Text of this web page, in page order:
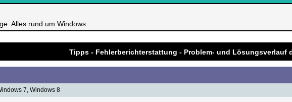
Alles rund um Windows.
Tipps - Fehlerberichterstattung - Problem- und Lösungsverlauf
7, Windows 8